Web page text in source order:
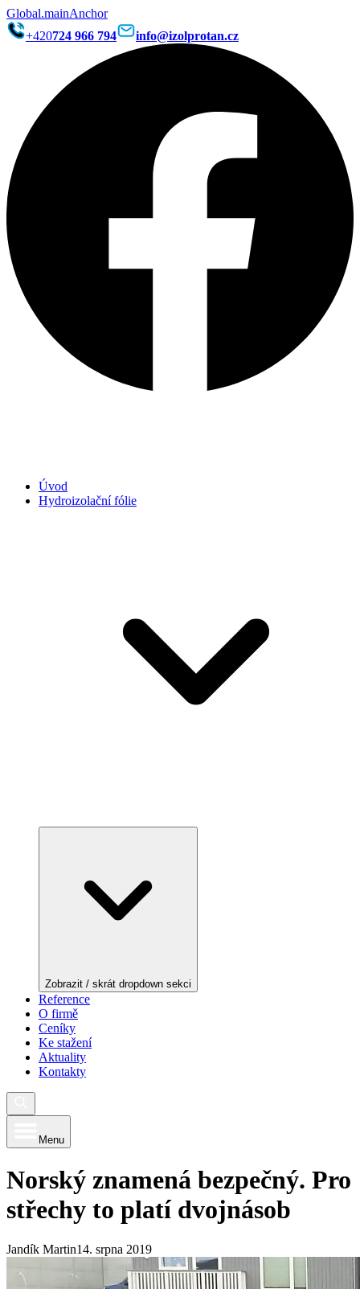
Global.mainAnchor
+420724 966 794 info@izolprotan.cz
Úvod
Hydroizolační fólie
Zobrazit / skrát dropdown sekci
Reference
O firmě
Ceníky
Ke stažení
Aktuality
Kontakty
Menu
Norský znamená bezpečný. Pro
střechy to platí dvojnásob
Jandík Martin14. srpna 2019